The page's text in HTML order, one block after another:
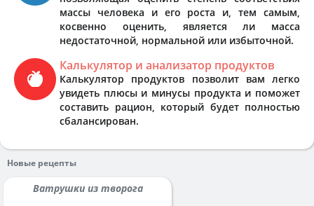
массы человека и его роста и, тем самым,
косвенно оценить, является ли масса
недостаточной, нормальной или избыточной.
Калькулятор и анализатор продуктов
Калькулятор продуктов позволит вам легко
увидеть плюсы и минусы продукта и поможет
составить рацион, который будет полностью
сбалансирован.
Новые рецепты
Ватрушки из творога